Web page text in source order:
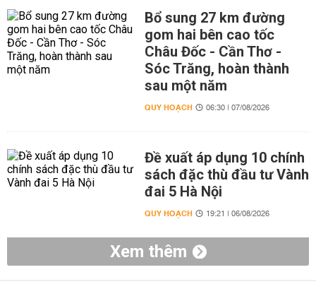
Bổ sung 27 km đường
gom hai bên cao tốc
Châu Đốc - Cần Thơ -
Sóc Trăng, hoàn thành
sau một năm
QUY HOẠCH 06:30 | 07/08/2026
Đề xuất áp dụng 10 chính
sách đặc thù đầu tư Vành
đai 5 Hà Nội
QUY HOẠCH 19:21 | 06/08/2026
Xem thêm